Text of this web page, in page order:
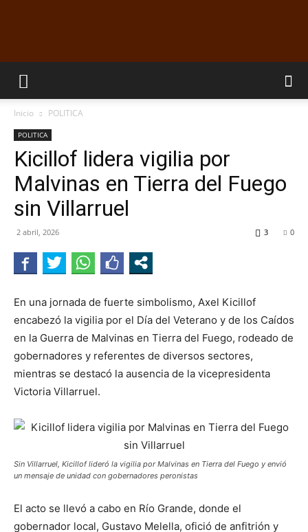
EL
RADIO
Inicio POLITICA
POLITICA
Kicillof lidera vigilia por
Malvinas en Tierra del Fuego
sin Villarruel
2 abril, 2026 0
3
En una jornada de fuerte simbolismo, Axel Kicillof
encabezó la vigilia por el Día del Veterano y de los Caídos
en la Guerra de Malvinas en Tierra del Fuego, rodeado de
gobernadores y referentes de diversos sectores,
mientras se destacó la ausencia de la vicepresidenta
Victoria Villarruel.
Sin Villarruel, Kicillof lideró la vigilia por Malvinas en Tierra del Fuego y envió
un mensaje de unidad con gobernadores peronistas
El acto se llevó a cabo en Río Grande, donde el
gobernador local, Gustavo Melella, ofició de anfitrión y